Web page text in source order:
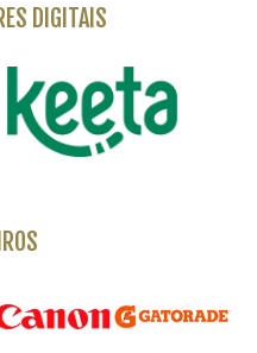
DIGITAIS